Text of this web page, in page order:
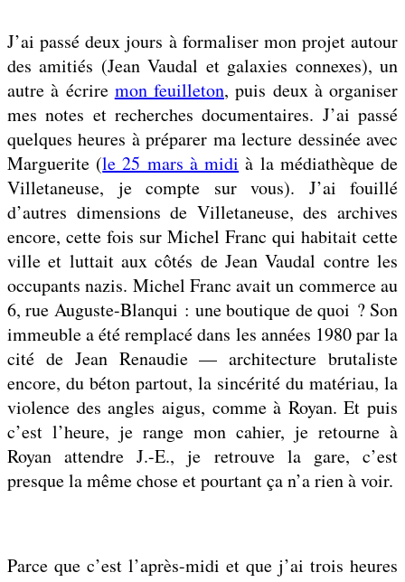
J’ai passé deux jours à formaliser mon projet autour
des amitiés (Jean Vaudal et galaxies connexes), un
autre à écrire mon feuilleton, puis deux à organiser
mes notes et recherches documentaires. J’ai passé
quelques heures à préparer ma lecture dessinée avec
Marguerite (le 25 mars à midi à la médiathèque de
Villetaneuse, je compte sur vous). J’ai fouillé
d’autres dimensions de Villetaneuse, des archives
encore, cette fois sur Michel Franc qui habitait cette
ville et luttait aux côtés de Jean Vaudal contre les
occupants nazis. Michel Franc avait un commerce au
6, rue Auguste-Blanqui : une boutique de quoi ? Son
immeuble a été remplacé dans les années 1980 par la
cité de Jean Renaudie — architecture brutaliste
encore, du béton partout, la sincérité du matériau, la
violence des angles aigus, comme à Royan. Et puis
c’est l’heure, je range mon cahier, je retourne à
Royan attendre J.-E., je retrouve la gare, c’est
presque la même chose et pourtant ça n’a rien à voir.
Parce que c’est l’après-midi et que j’ai trois heures